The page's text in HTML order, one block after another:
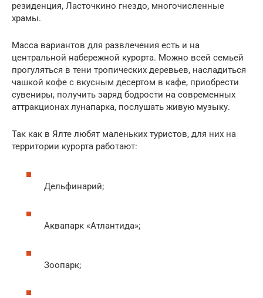
резиденция, Ласточкино гнездо, многочисленные
храмы.
Масса вариантов для развлечения есть и на
центральной набережной курорта. Можно всей семьей
прогуляться в тени тропических деревьев, насладиться
чашкой кофе с вкусным десертом в кафе, приобрести
сувениры, получить заряд бодрости на современных
аттракционах лунапарка, послушать живую музыку.
Так как в Ялте любят маленьких туристов, для них на
территории курорта работают:
Дельфинарий;
Аквапарк «Атлантида»;
Зоопарк;